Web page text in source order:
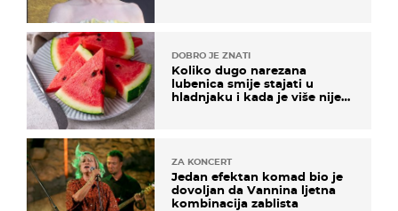
DOBRO JE ZNATI
Koliko dugo narezana
lubenica smije stajati u
hladnjaku i kada je više nije
ZA KONCERT
Jedan efektan komad bio je
dovoljan da Vannina ljetna
kombinacija zablista